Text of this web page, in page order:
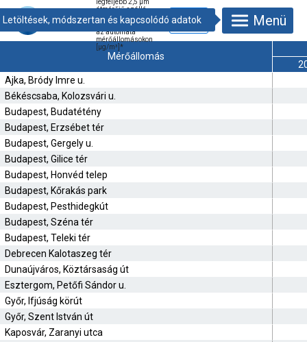
legfeljebb 2,5 µm
átmérőjű szálló
porral (PM2,5 ) való
szennyezettsége
az automata
mérőállomásokon
[µg/m³] *
Menü
Mérőállomás
Ajka, Bródy Imre u.
Békéscsaba, Kolozsvári u.
Budapest, Budatétény
Budapest, Erzsébet tér
Budapest, Gergely u.
Budapest, Gilice tér
Budapest, Honvéd telep
Budapest, Kőrakás park
Budapest, Pesthidegkút
Budapest, Széna tér
Budapest, Teleki tér
Debrecen Kalotaszeg tér
Dunaújváros, Köztársaság út
Esztergom, Petőfi Sándor u.
Győr, Ifjúság körút
Győr, Szent István út
Kaposvár, Zaranyi utca